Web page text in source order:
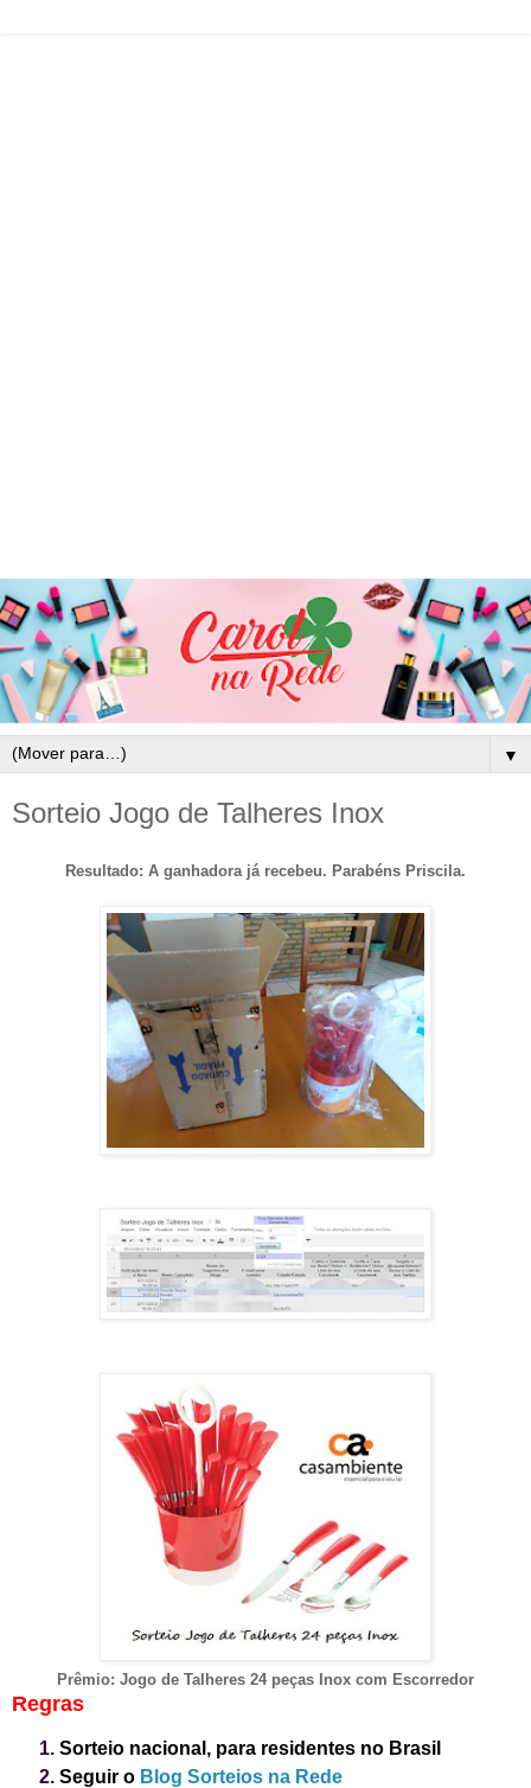
▼
Sorteio Jogo de Talheres Inox
Resultado: A ganhadora já recebeu. Parabéns Priscila.
Prêmio: Jogo de Talheres 24 peças Inox com Escorredor
Regras
Sorteio nacional, para residentes no Brasil
Seguir o Blog Sorteios na Rede